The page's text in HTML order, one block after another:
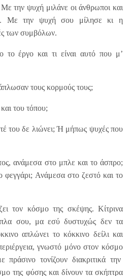
την ψυχή μιλάνε οι άνθρωποι και
Με την ψυχή σου μίλησε κι η
των συμβόλων.
το έργο και τι είναι αυτό που μ’
τους κορμούς τους;
του τόπου;
του δε λιώνει; Ή μήπως ψυχές που
ανάμεσα στο μπλε και το άσπρο;
φεγγάρι; Ανάμεσα στο ζεστό και το
τον κόσμο της σκέψης. Κίτρινα
σου, μα εσύ δυστυχώς δεν τα
απλώνει το κόκκινο δείλι και
γνωστό μόνο στον κόσμο
τονίζουν διακριτικά την
της φύσης και δίνουν τα σκήπτρα